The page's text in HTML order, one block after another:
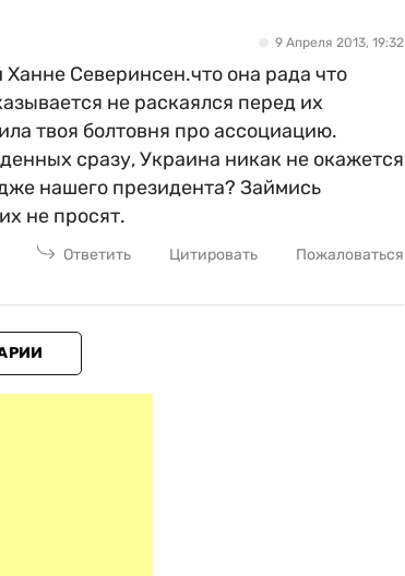
9 Апреля 2013, 19:32
Северинсен.что она рада что
не раскаялся перед их
твоя болтовня про ассоциацию.
сразу, Украина никак не окажется
нашего президента? Займись
не просят.
Ответить Цитировать Пожаловаться